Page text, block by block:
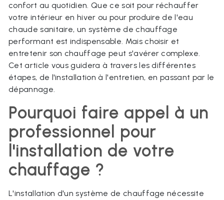
confort au quotidien. Que ce soit pour réchauffer
votre intérieur en hiver ou pour produire de l'eau
chaude sanitaire, un système de chauffage
performant est indispensable. Mais choisir et
entretenir son chauffage peut s'avérer complexe.
Cet article vous guidera à travers les différentes
étapes, de l'installation à l'entretien, en passant par le
dépannage.
Pourquoi faire appel à un
professionnel pour
l'installation de votre
chauffage ?
L'installation d'un système de chauffage nécessite